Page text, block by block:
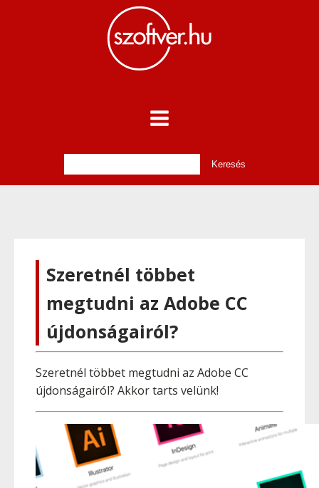
Szeretnél többet
megtudni az Adobe CC
újdonságairól?
Szeretnél többet megtudni az Adobe CC
újdonságairól? Akkor tarts velünk!